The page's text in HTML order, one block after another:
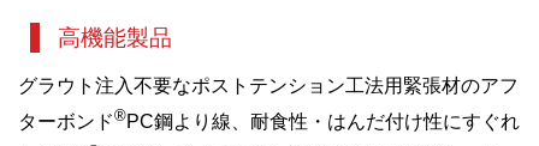
高機能製品
グラウト注入不要なポストテンション工法用緊張材のアフ
ターボンド®PC鋼より線、耐食性・はんだ付け性にすぐれ